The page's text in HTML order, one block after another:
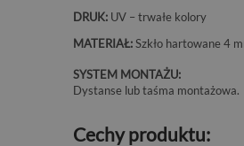
DRUK: UV – trwałe kolory
MATERIAŁ:Szkło hartowane 4
SYSTEM MONTAŻU:
Dystanse lub taśma montażowa.
Cechy produktu: